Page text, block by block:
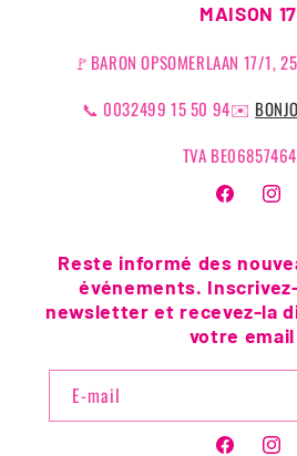
MAISON 17
🚩BARON OPSOMERLAAN 17/1,
📞 0032499 15 50 94✉️
TVA
Facebook
Reste informé des
événements.
newsletter et recevez-la
votre
E-mail